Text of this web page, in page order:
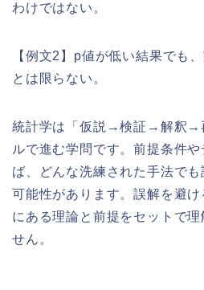
わけではない。
【例文2】p値が低い結果でも
とは限らない。
統計学は「仮説→検証→解釈→
ルで進む学問です。前提条件
ば、どんな洗練された手法で
可能性があります。誤解を避
にある理論と前提をセットで
せん。